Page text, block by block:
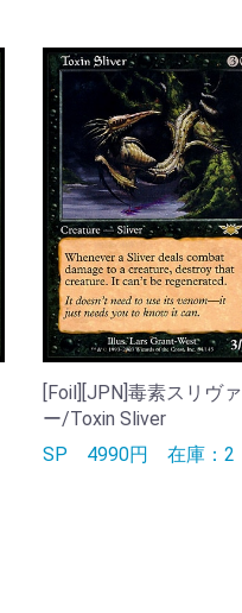
[Foil][JPN]毒素スリヴァ
ー/Toxin Sliver
SP 4990円 在庫：2